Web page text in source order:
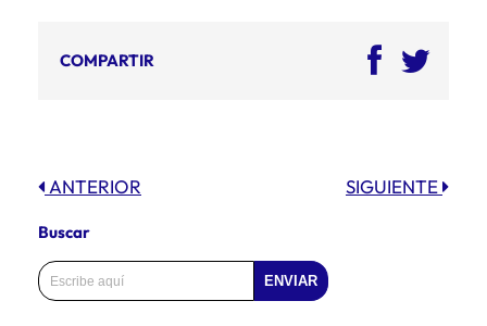
COMPARTIR
ANTERIOR SIGUIENTE
Buscar
ENVIAR